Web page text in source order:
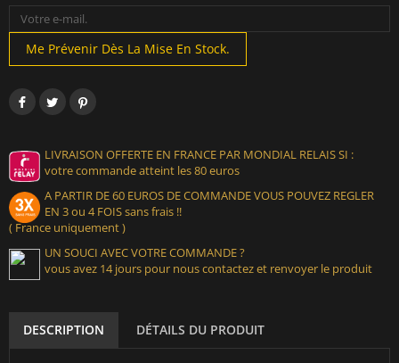
Me Prévenir Dès La Mise En Stock.
LIVRAISON OFFERTE EN FRANCE PAR MONDIAL RELAIS SI :
votre commande atteint les 80 euros
A PARTIR DE 60 EUROS DE COMMANDE VOUS POUVEZ REGLER
EN 3 ou 4 FOIS sans frais !!
( France uniquement )
UN SOUCI AVEC VOTRE COMMANDE ?
vous avez 14 jours pour nous contactez et renvoyer le produit
DESCRIPTION DÉTAILS DU PRODUIT